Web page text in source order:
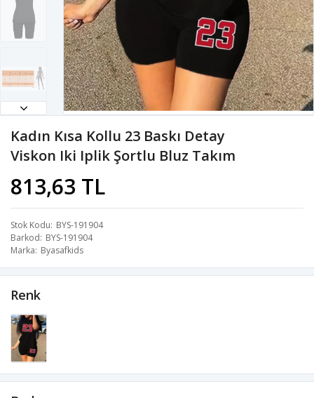
Kadın Kısa Kollu 23 Baskı Detay
Viskon Iki Iplik Şortlu Bluz Takım
813,63 TL
Stok Kodu BYS-191904
Barkod BYS-191904
Marka Byasafkids
Renk